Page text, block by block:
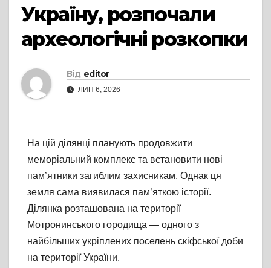
Україну, розпочали
археологічні розкопки
Від editor
ЛИП 6, 2026
На цій ділянці планують продовжити
меморіальний комплекс та встановити нові
пам’ятники загиблим захисникам. Однак ця
земля сама виявилася пам’яткою історії.
Ділянка розташована на території
Мотронинського городища — одного з
найбільших укріплених поселень скіфської доби
на території України.